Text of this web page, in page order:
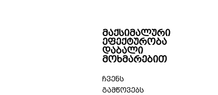
მაქსიმალური
ეფექტურობა
დაბალი
მოხმარებით
ჩვენს
გამწოვებს